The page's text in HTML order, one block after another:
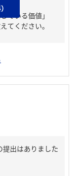
ている価値」
てください。
提出はありました